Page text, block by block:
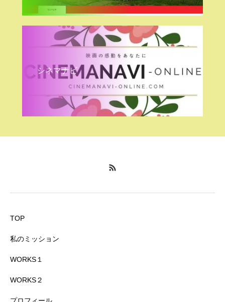
シネマナビ
TOP
私のミッション
WORKS１
WORKS２